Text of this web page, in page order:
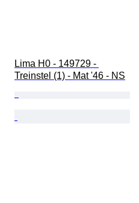
Lima H0 - 149729 -
Treinstel (1) - Mat '46 - NS